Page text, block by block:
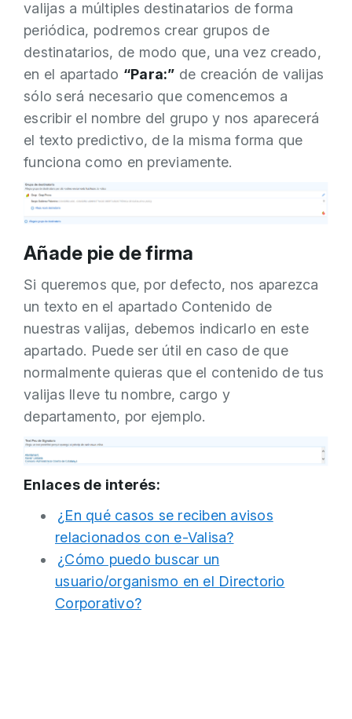
valijas a múltiples destinatarios de forma
periódica, podremos crear grupos de
destinatarios, de modo que, una vez creado,
en el apartado “Para:” de creación de valijas
sólo será necesario que comencemos a
escribir el nombre del grupo y nos aparecerá
el texto predictivo, de la misma forma que
funciona como en previamente.
Añade pie de firma
Si queremos que, por defecto, nos aparezca
un texto en el apartado Contenido de
nuestras valijas, debemos indicarlo en este
apartado. Puede ser útil en caso de que
normalmente quieras que el contenido de tus
valijas lleve tu nombre, cargo y
departamento, por ejemplo.
Enlaces de interés:
¿En qué casos se reciben avisos
relacionados con e-Valisa?
¿Cómo puedo buscar un
usuario/organismo en el Directorio
Corporativo?